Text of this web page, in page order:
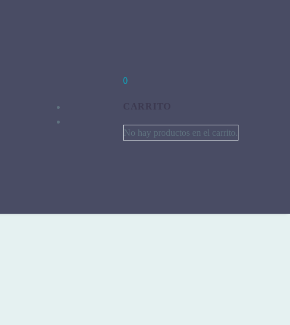
0
No hay productos en el carrito.